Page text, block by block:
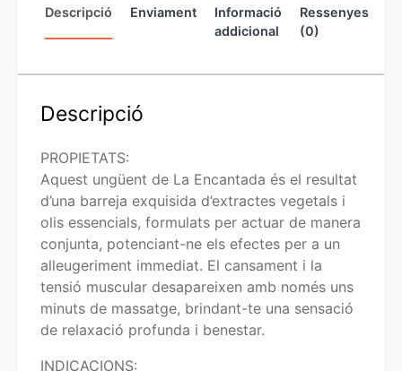
Descripció Enviament
Informació
addicional
Ressenyes
(0)
Descripció
PROPIETATS:
Aquest ungüent de La Encantada és el resultat
d’una barreja exquisida d’extractes vegetals i
olis essencials, formulats per actuar de manera
conjunta, potenciant-ne els efectes per a un
alleugeriment immediat. El cansament i la
tensió muscular desapareixen amb només uns
minuts de massatge, brindant-te una sensació
de relaxació profunda i benestar.
INDICACIONS: